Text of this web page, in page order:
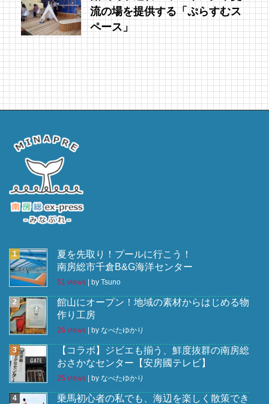
流の場を提供する「ぷらすむス
ペース」
夏を先取り！プールに行こう！
南房総市千倉B&G海洋センター
51 views | by Tsuno
館山にオープン！地域の素材からはじめる物
作り工房
26 views | by なべたゆかり
【コラボ】ジビエも揃う、鮮度抜群の南房総
おさかなセンター【安房國テレビ】
25 views | by なべたゆかり
乗馬初心者の私でも、海辺を楽しく散策でき